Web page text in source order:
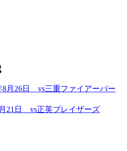
8月26日 vs三重ファイアーバー
21日 vs正英ブレイザーズ